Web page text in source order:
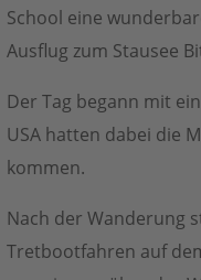
School eine
Ausflug zum Stausee
Der Tag begann mit
USA hatten dabei die
kommen.
Nach der Wanderung
Tretbootfahren auf